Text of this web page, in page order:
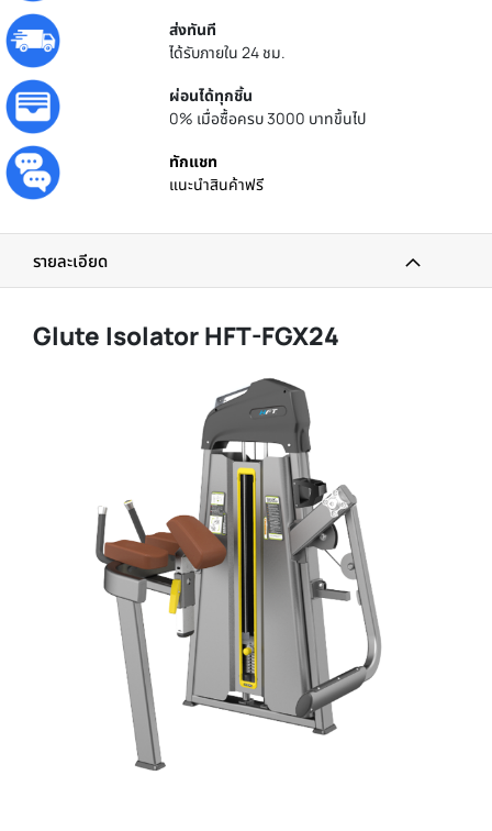
ส่งทันที
ได้รับภายใน 24 ชม.
ผ่อนได้ทุกชิ้น
0% เมื่อซื้อครบ 3000 บาทขึ้นไป
ทักแชท
แนะนำสินค้าฟรี
รายละเอียด
Glute Isolator HFT-FGX24